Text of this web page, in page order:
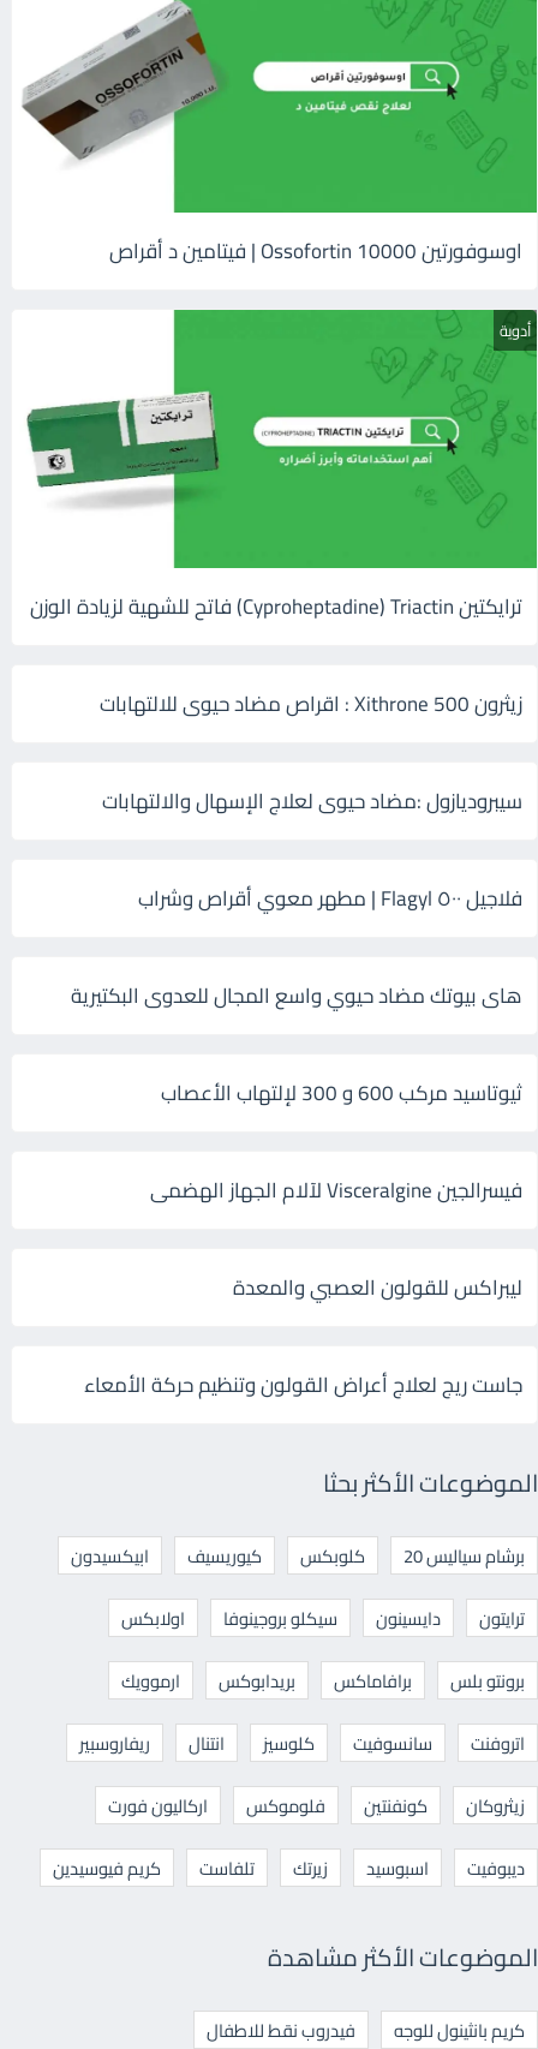
اوسوفورتين 10000 Ossofortin | فيتامين د أقراص
أدوية
ترايكتين Cyproheptadine) Triactin) فاتح للشهية لزيادة الوزن
زيثرون 500 Xithrone : اقراص مضاد حيوى للالتهابات
سيبروديازول :مضاد حيوى لعلاج الإسهال والالتهابات
فلاجيل ٥٠٠ Flagyl | مطهر معوي أقراص وشراب
هاى بيوتك مضاد حيوي واسع المجال للعدوى البكتيرية
ثيوتاسيد مركب 600 و 300 لإلتهاب الأعصاب
فيسرالجين Visceralgine لآلام الجهاز الهضمى
ليبراكس للقولون العصبي والمعدة
جاست ريج لعلاج أعراض القولون وتنظيم حركة الأمعاء
الموضوعات الأكثر بحثا
برشام سياليس 20 كلوبكس كيوريسيف
ابيكسيدون
ترايتون
دايسينون سيكلو بروجينوفا
اولابكس
برونتو بلس
برافاماكس بريدابوكس
ارموويك
اتروفنت
سانسوفيت كلوسيز انتنال
ريفاروسبير
زيثروكان
كونفنتين فلوموكس
اركاليون فورت
ديبوفيت
اسبوسيد زيرتك تلفاست كريم فيوسيدين
الموضوعات الأكثر مشاهدة
كريم بانثينول للوجه فيدروب نقط للاطفال